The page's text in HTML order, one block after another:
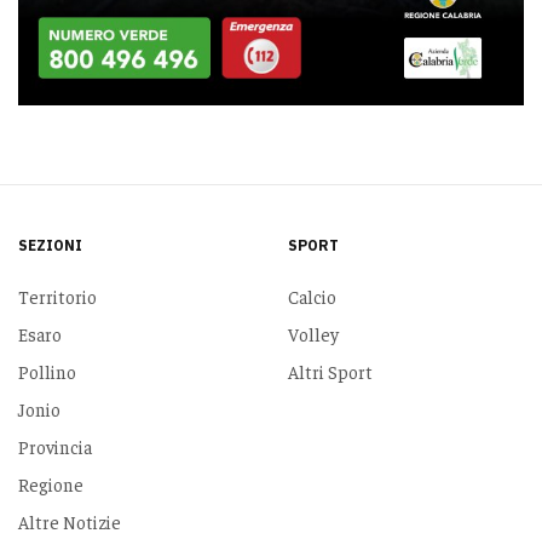
SEZIONI
Territorio
Esaro
Pollino
Jonio
Provincia
Regione
Altre Notizie
SPORT
Calcio
Volley
Altri Sport